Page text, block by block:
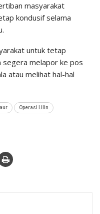
masyarakat
kondusif selama
untuk tetap
segera melapor ke pos
atau melihat hal-hal
Operasi Lilin